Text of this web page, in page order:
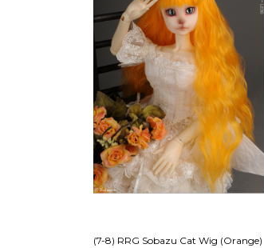
(7-8) RRG Sobazu Cat Wig (Orange)